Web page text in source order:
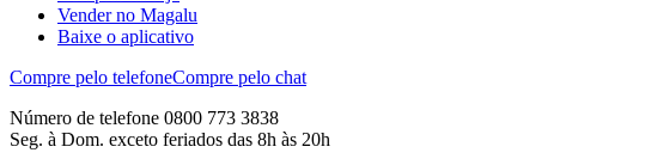
Vender no Magalu
Baixe o aplicativo
Compre pelo telefoneCompre pelo chat
Número de telefone 0800 773 3838
Seg. à Dom. exceto feriados das 8h às 20h